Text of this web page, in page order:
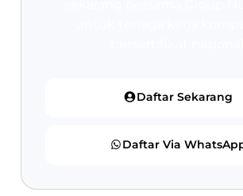
Daftar Sekarang
Daftar Via